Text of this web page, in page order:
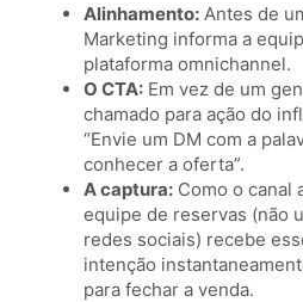
Alinhamento: Antes de
Marketing informa a
plataforma omnichannel.
O CTA: Em vez de um
chamado para ação do
“Envie um DM com a
conhecer a oferta”.
A captura: Como o canal
equipe de reservas (não
redes sociais) recebe
intenção
para fechar a venda.